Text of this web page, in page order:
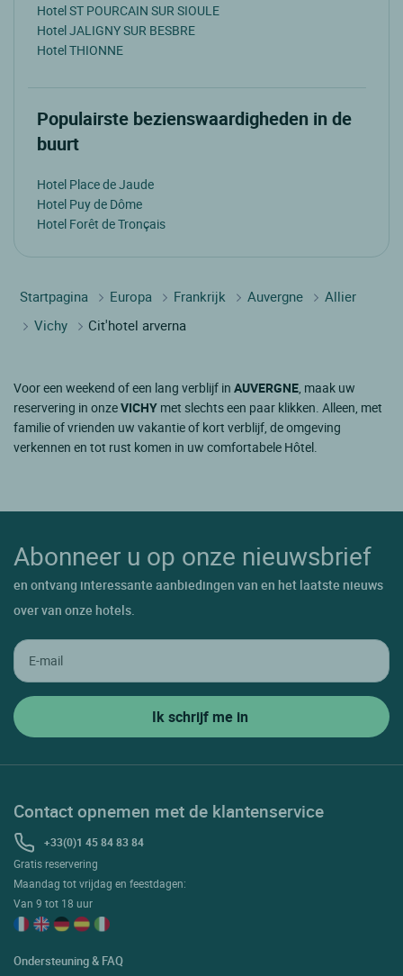
Hotel ST POURCAIN SUR SIOULE
Hotel JALIGNY SUR BESBRE
Hotel THIONNE
Populairste bezienswaardigheden in de
buurt
Hotel Place de Jaude
Hotel Puy de Dôme
Hotel Forêt de Tronçais
Startpagina Europa Frankrijk Auvergne
Allier
Vichy
Cit'hotel arverna
Voor een weekend of een lang verblijf in AUVERGNE , maak uw
reservering in onzeVICHY met slechts een paar klikken. Alleen, met
familie of vrienden uw vakantie of kort verblijf, de omgeving
verkennen en tot rust komen in uw comfortabele Hôtel.
Abonneer u op onze nieuwsbrief
en ontvang interessante aanbiedingen van en het laatste nieuws
over van onze hotels.
Contact opnemen met de klantenservice
+33(0)1 45 84 83 84
Gratis reservering
Maandag tot vrijdag en feestdagen:
Van 9 tot 18 uur
Ondersteuning & FAQ